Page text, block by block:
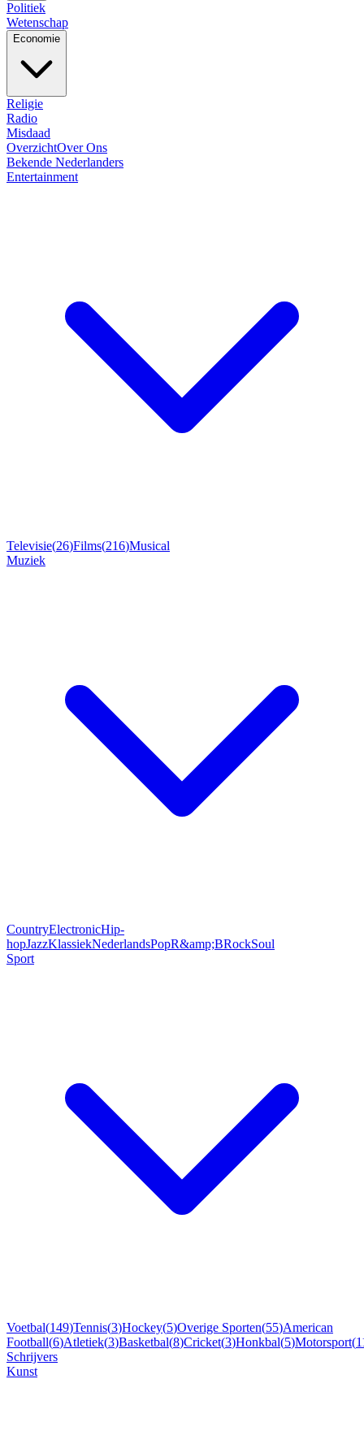
Politiek
Wetenschap
Economie
Religie
Radio
Misdaad
OverzichtOver Ons
Bekende Nederlanders
Entertainment
Televisie(26)Films(216)Musical
Muziek
CountryElectronicHip-
hopJazzKlassiekNederlandsPopR&amp;BRockSoul
Sport
Voetbal(149)Tennis(3)Hockey(5)Overige Sporten(55)American
Football(6)Atletiek(3)Basketbal(8)Cricket(3)Honkbal(5)Motorsport(
Schrijvers
Kunst